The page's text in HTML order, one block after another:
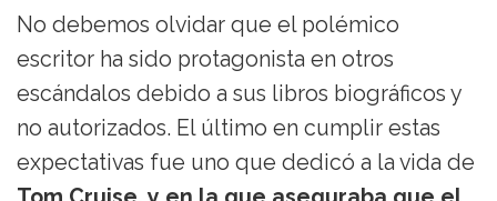
No debemos olvidar que el polémico
escritor ha sido protagonista en otros
escándalos debido a sus libros biográficos y
no autorizados. El último en cumplir estas
expectativas fue uno que dedicó a la vida de